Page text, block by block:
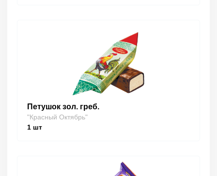
Петушок зол. греб.
"Красный Октябрь"
1 шт